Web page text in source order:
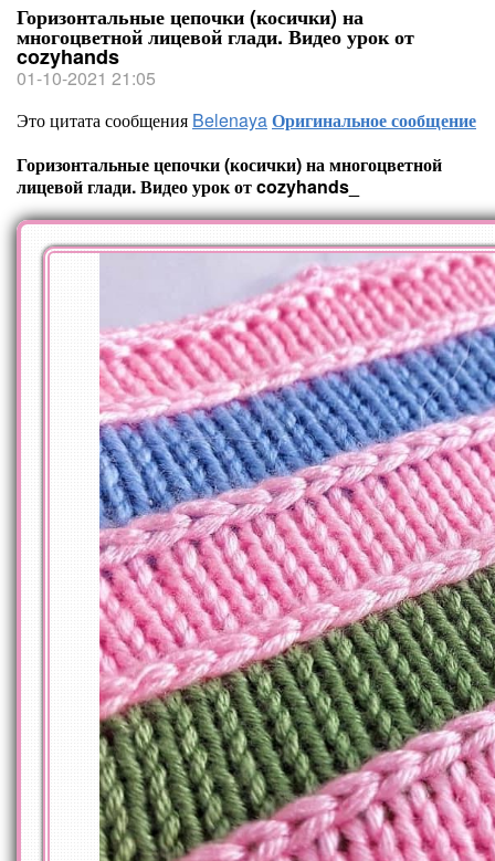
Горизонтальные цепочки (косички) на
многоцветной лицевой глади. Видео урок от
cozyhands
01-10-2021 21:05
Это цитата сообщения BelenayaОригинальное сообщение
Горизонтальные цепочки (косички) на многоцветной
лицевой глади. Видео урок от cozyhands_